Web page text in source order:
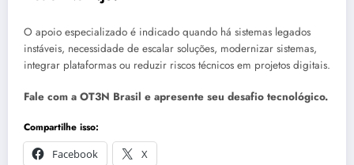
O apoio especializado é indicado quando há sistemas legados
instáveis, necessidade de escalar soluções, modernizar sistemas,
integrar plataformas ou reduzir riscos técnicos em projetos digitais.
Fale com a OT3N Brasil e apresente seu desafio tecnológico.
Compartilhe isso:
Facebook
X